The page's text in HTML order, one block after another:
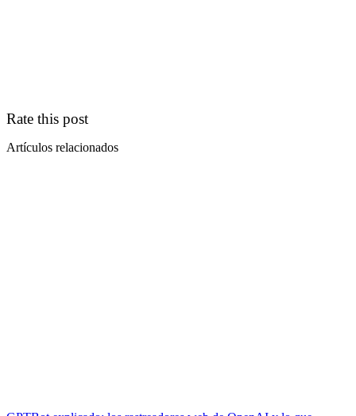
Rate this post
Artículos relacionados